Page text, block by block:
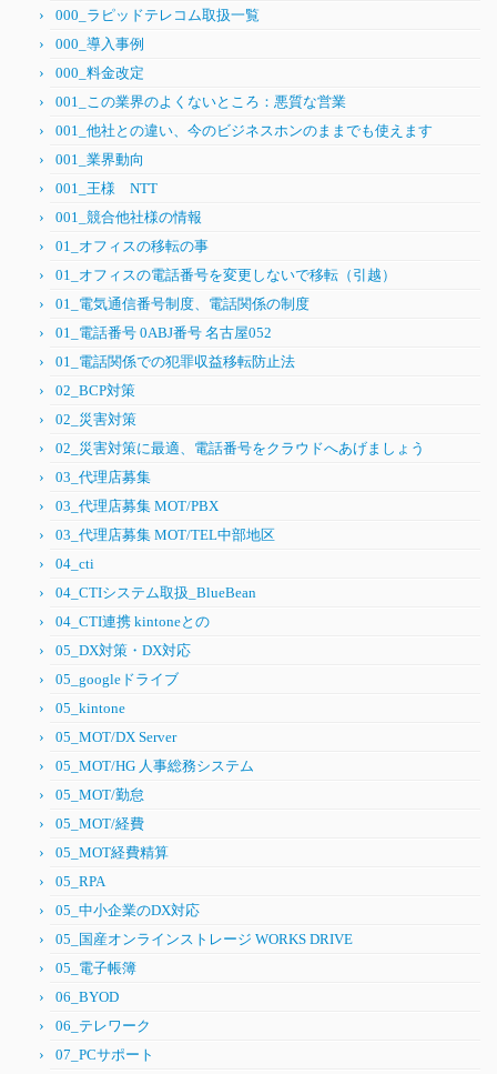
000_ラピッドテレコム取扱一覧
000_導入事例
000_料金改定
001_この業界のよくないところ：悪質な営業
001_他社との違い、今のビジネスホンのままでも使えます
001_業界動向
001_王様 NTT
001_競合他社様の情報
01_オフィスの移転の事
01_オフィスの電話番号を変更しないで移転（引越）
01_電気通信番号制度、電話関係の制度
01_電話番号 0ABJ番号 名古屋052
01_電話関係での犯罪収益移転防止法
02_BCP対策
02_災害対策
02_災害対策に最適、電話番号をクラウドへあげましょう
03_代理店募集
03_代理店募集 MOT/PBX
03_代理店募集 MOT/TEL中部地区
04_cti
04_CTIシステム取扱_BlueBean
04_CTI連携 kintoneとの
05_DX対策・DX対応
05_googleドライブ
05_kintone
05_MOT/DX Server
05_MOT/HG 人事総務システム
05_MOT/勤怠
05_MOT/経費
05_MOT経費精算
05_RPA
05_中小企業のDX対応
05_国産オンラインストレージ WORKS DRIVE
05_電子帳簿
06_BYOD
06_テレワーク
07_PCサポート